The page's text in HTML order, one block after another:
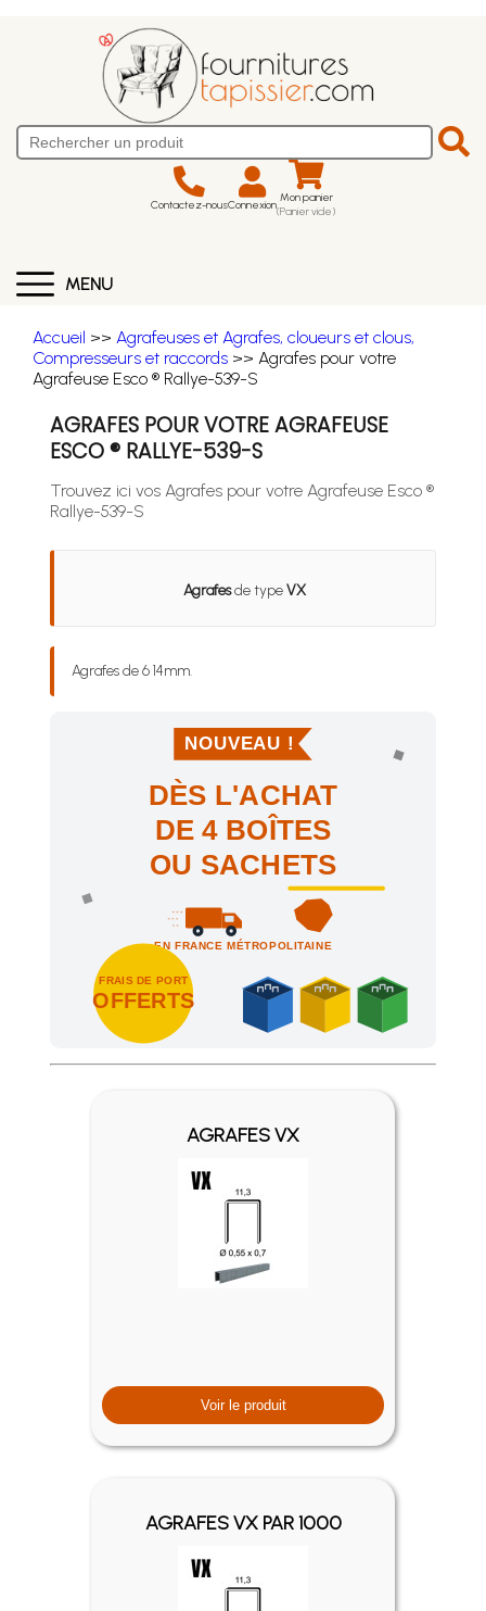
Contactez-nousConnexion Mon panier
(Panier vide)
MENU
Accueil >> Agrafeuses et Agrafes, cloueurs et clous,
Compresseurs et raccords >> Agrafes pour votre
Agrafeuse Esco ® Rallye-539-S
AGRAFES POUR VOTRE AGRAFEUSE
ESCO ® RALLYE-539-S
Trouvez ici vos Agrafes pour votre Agrafeuse Esco ®
Rallye-539-S
Agrafesde typeVX
Agrafes de 6 14mm.
NOUVEAU !
DÈS L'ACHAT
DE 4 BOÎTES
OU SACHETS
EN FRANCE MÉTROPOLITAINE
FRAIS DE PORT
OFFERTS
Achetez 4 sachets ou boîtes d'agrafes ou de pointes et
AGRAFES VX
Voir le produit
AGRAFES VX PAR 1000